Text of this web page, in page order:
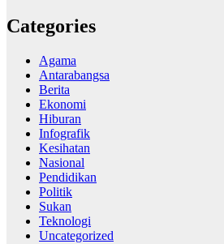
Categories
Agama
Antarabangsa
Berita
Ekonomi
Hiburan
Infografik
Kesihatan
Nasional
Pendidikan
Politik
Sukan
Teknologi
Uncategorized